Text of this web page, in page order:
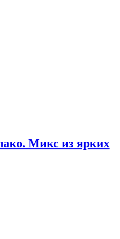
Микс из ярких